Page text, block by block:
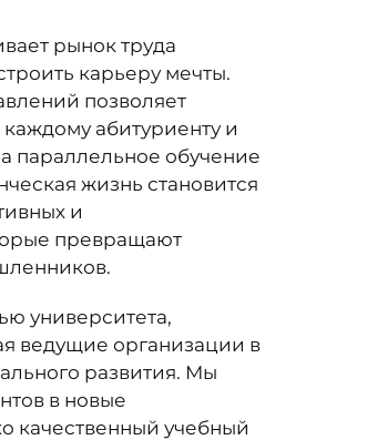
рынок труда
карьеру мечты.
позволяет
абитуриенту и
параллельное обучение
жизнь становится
и
превращают
университета,
ведущие организации в
развития. Мы
в новые
качественный учебный